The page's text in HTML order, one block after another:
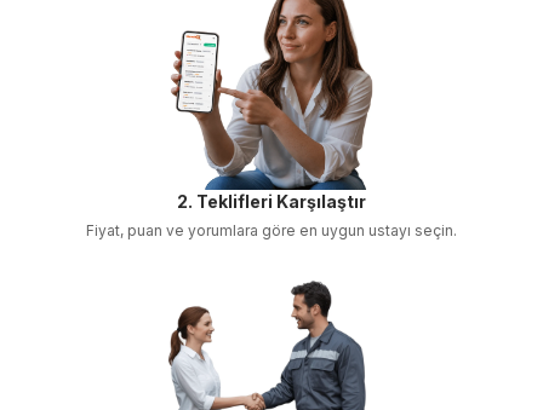
2. Teklifleri Karşılaştır
Fiyat, puan ve yorumlara göre en uygun ustayı seçin.